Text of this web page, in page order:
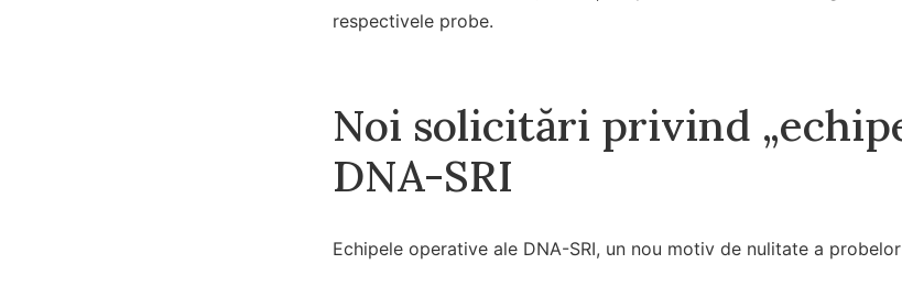
respectivele probe.
Noi solicitări privind
DNA-SRI
Echipele operative ale DNA-SRI, un nou motiv de nulitate a probelor